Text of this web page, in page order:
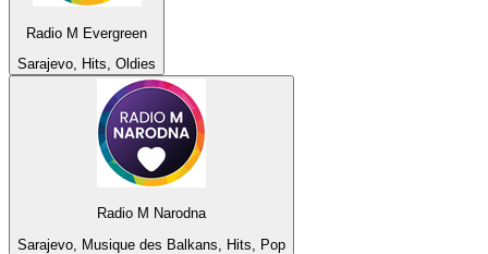
Radio M Evergreen
Sarajevo, Hits, Oldies
Radio M Narodna
Sarajevo, Musique des Balkans, Hits, Pop